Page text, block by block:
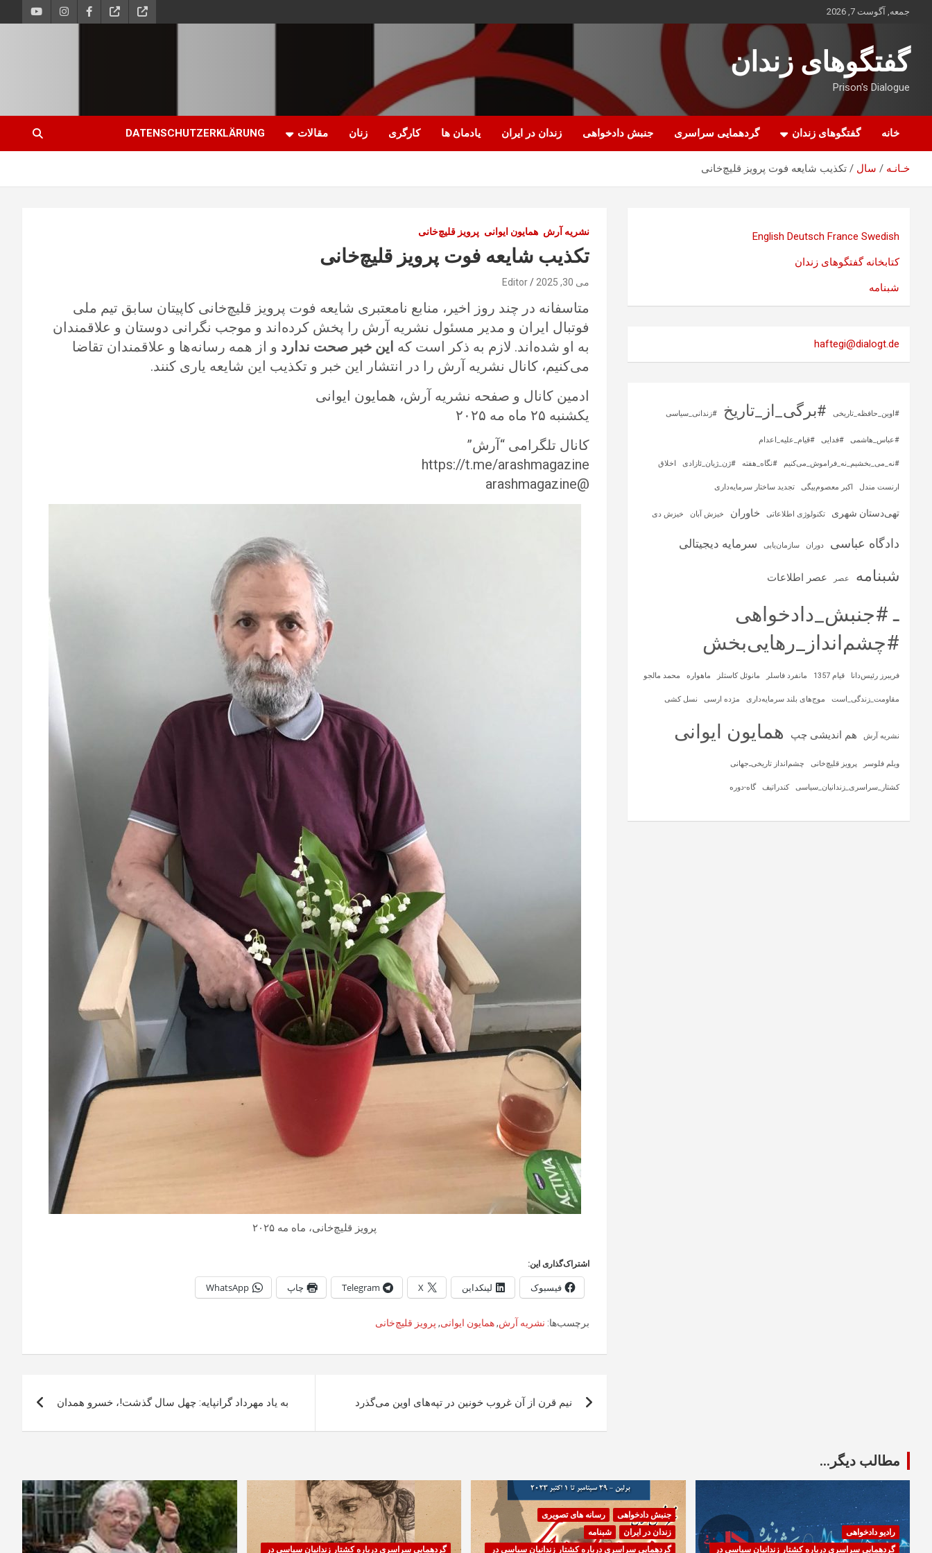
جمعه, آگوست 7, 2026
گفتگوهای زندان
Prison's Dialogue
خانه گفتگوهای زندان گردهمایی سراسری جنبش دادخواهی زندان در ایران یادمان ها کارگری زنان مقالات DATENSCHUTZERKLÄRUNG
خـانـه سال تکذیب شایعه فوت پرویز قلیچ‌خانی
نشریه آرش همایون ایوانی پرویز قلیچ‌خانی
تکذیب شایعه فوت پرویز قلیچ‌خانی
می 30, 2025 Editor
متاسفانه در چند روز اخیر، منابع نامعتبری شایعه فوت پرویز قلیچ‌خانی کاپیتان سابق تیم ملی
فوتبال ایران و مدیر مسئول نشریه آرش را پخش کرده‌اند و موجب نگرانی دوستان و علاقمندان
به او شده‌اند. لازم به ذکر است که این خبر صحت ندارد و از همه رسانه‌ها و علاقمندان تقاضا
می‌کنیم، کانال نشریه آرش را در انتشار این خبر و تکذیب این شایعه یاری کنند.
ادمین کانال و صفحه نشریه آرش، همایون ایوانی
یکشنبه ۲۵ ماه مه ۲۰۲۵
کانال تلگرامی “آرش”
https://t.me/arashmagazine
@arashmagazine
پرویز قلیچ‌خانی، ماه مه ۲۰۲۵
اشتراک‌گذاری این:
فیسبوک لینکداین X
Telegram چاپ WhatsApp
برچسب‌ها: نشریه آرش,همایون ایوانی, پرویز قلیچ‌خانی
نوشته
نیم قرن از آن غروب خونین در تپه‌های اوین می‌گذرد به یاد مهرداد گرانپایه: چهل سال گذشت!، خسرو همدان
English Deutsch France Swedish
کتابخانه گفتگوهای زندان
شبنامه
haftegi@dialogt.de
#اوین_حافظه_تاریخی #برگی_از_تاریخ #زندانی_سیاسی
#عباس_هاشمی #فدایی #قیام_علیه_اعدام
#نه_می_بخشیم_نه_فراموش_می‌کنیم #نگاه_هفته #ژن_ژیان_ئازادی اخلاق
ارنست مندل اکبر معصوم‌بیگی تجدید ساختار سرمایه‌داری
تهی‌دستان شهری تکنولوژی اطلاعاتی خاوران خیزش آبان خیزش دی
دادگاه عباسی دوران سازمان‌یابی سرمایه‌ دیجیتالی
شبنامه عصر عصر اطلاعات
ـ #جنبش_دادخواهی
#چشم‌انداز_رهایی‌بخش
فریبرز رئیس‌دانا قیام 1357 مانفرد فاسلر مانوئل کاستلز ماهواره‌ محمد مالجو
مقاومت_زندگی_است موج‌های بلند سرمایه‌داری مژده ارسی نسل کشی
نشریه آرش هم اندیشی چپ همایون ایوانی
ویلم فلوسر پرویز قلیچ‌خانی چشم‌انداز تاریخی‌ـ‌جهانی
کشتار_سراسری_زندانیان_سیاسی کندراتیف گاه-دوره
مطالب دیگر...
رادیو دادخواهی
گردهمایی سراسری درباره کشتار زندانیان سیاسی در
جنبش دادخواهی
رسانه های تصویری
زندان در ایران
شبنامه
گردهمایی سراسری درباره کشتار زندانیان سیاسی در
گردهمایی سراسری درباره کشتار زندانیان سیاسی در